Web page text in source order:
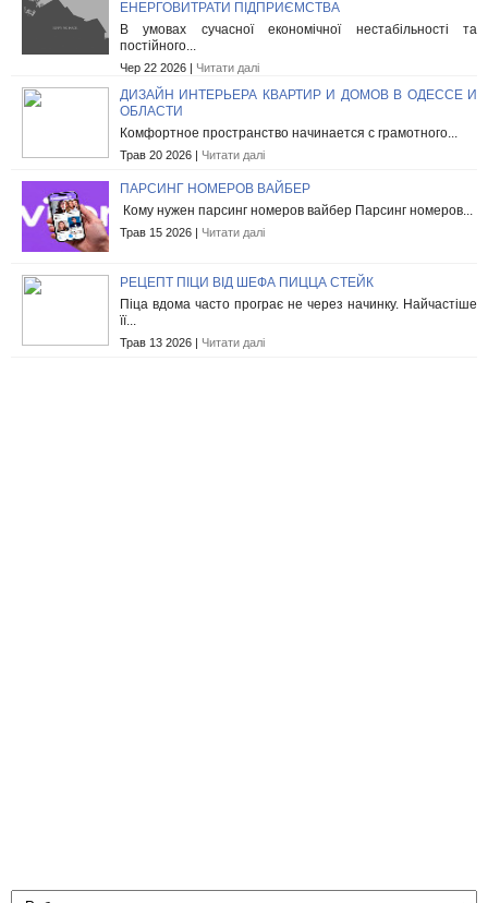
ЕНЕРГОВИТРАТИ ПІДПРИЄМСТВА
В умовах сучасної економічної нестабільності та
постійного...
Чер 22 2026 | Читати далі
ДИЗАЙН ИНТЕРЬЕРА КВАРТИР И ДОМОВ В ОДЕССЕ И
ОБЛАСТИ
Комфортное пространство начинается с грамотного...
Трав 20 2026 | Читати далі
ПАРСИНГ НОМЕРОВ ВАЙБЕР
Кому нужен парсинг номеров вайбер Парсинг номеров...
Трав 15 2026 | Читати далі
РЕЦЕПТ ПІЦИ ВІД ШЕФА ПИЦЦА СТЕЙК
Піца вдома часто програє не через начинку. Найчастіше
її...
Трав 13 2026 | Читати далі